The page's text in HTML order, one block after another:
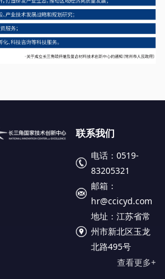
联系我们
电话：0519-
83205321
邮箱：
hr@ccicyd.com
地址：江苏省常
州市新北区玉龙
北路495号
查看更多+